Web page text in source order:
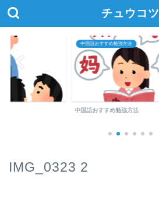
チュウコツ
中国語おすすめ勉強方法
中国語おすすめ勉強方法
IMG_0323 2